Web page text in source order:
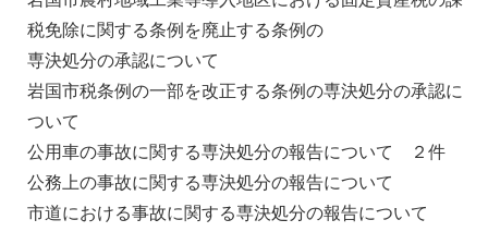
税免除に関する条例を廃止する条例の
専決処分の承認について
岩国市税条例の一部を改正する条例の専決処分の承認に
ついて
公用車の事故に関する専決処分の報告について ２件
公務上の事故に関する専決処分の報告について
市道における事故に関する専決処分の報告について